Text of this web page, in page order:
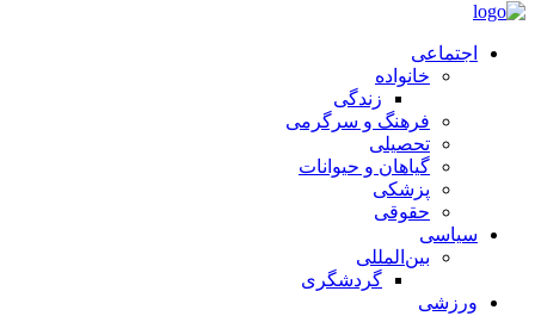
اجتماعی
خانواده
زندگی
فرهنگ و سرگرمی
تحصیلی
گیاهان و حیوانات
پزشکی
حقوقی
سیاسی
بین‌المللی
گردشگری
ورزشی